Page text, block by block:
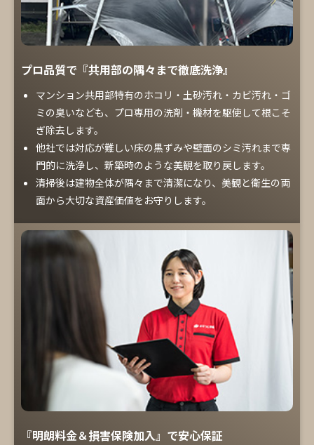
プロ品質で『共用部の隅々まで徹底洗浄』
マンション共用部特有のホコリ・土砂汚れ・カビ汚れ・ゴ
ミの臭いなども、プロ専用の洗剤・機材を駆使して根こそ
ぎ除去します。
他社では対応が難しい床の黒ずみや壁面のシミ汚れまで専
門的に洗浄し、新築時のような美観を取り戻します。
清掃後は建物全体が隅々まで清潔になり、美観と衛生の両
面から大切な資産価値をお守りします。
『明朗料金＆損害保険加入』で安心保証